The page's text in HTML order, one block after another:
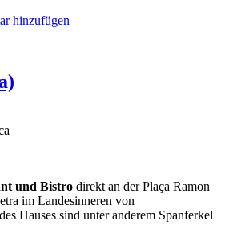
hinzufügen
und Bistro direkt an der Plaça Ramon
im Landesinneren von
Hauses sind unter anderem Spanferkel